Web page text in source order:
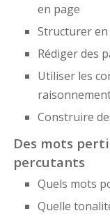
en page
Structurer en
Rédiger des
Utiliser les
Construire
Des mots
percutants
Quels mots
Quelle